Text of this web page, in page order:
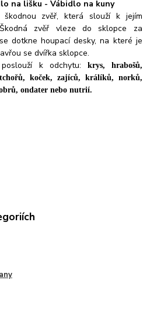
na lišku -Vábidlo na kuny
zvěř, která slouží k jejím
zvěř vleze do sklopce za
dotkne houpací desky, na které je
se dvířka sklopce.
k odchytu:
krys, hrabošů,
koček, zajíců, králíků, norků,
ondater nebo nutrií.